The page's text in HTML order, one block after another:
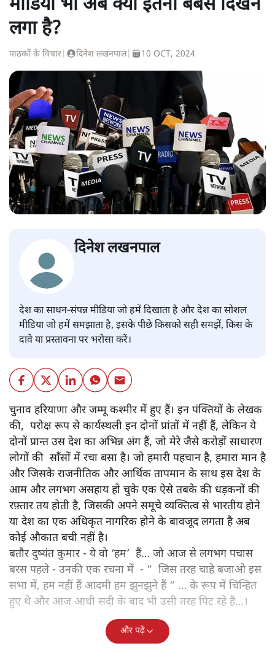
मीडिया भी अब क्यों इतना बेबस दिखने
लगा है?
पाठकों के विचार दिनेश लखनपाल| 10 OCT, 2024
दिनेश लखनपाल
देश का साधन-संपन्न मीडिया जो हमें दिखाता है और देश का सोशल
मीडिया जो हमें समझाता है, इसके पीछे किसको सही समझें, किस के
दावे या प्रस्तावना पर भरोसा करें।
चुनाव हरियाणा और जम्मू कश्मीर में हुए हैं। इन पंक्तियों के लेखक
की, परोक्ष रूप से कार्यस्थली इन दोनों प्रांतों में नहीं हैं, लेकिन ये
दोनों प्रान्त उस देश का अभिन्न अंग हैं, जो मेरे जैसे करोड़ों साधारण
लोगों की साँसों में रचा बसा है। जो हमारी पहचान है, हमारा मान है
और जिसके राजनीतिक और आर्थिक तापमान के साथ इस देश के
आम और लगभग असहाय हो चुके एक ऐसे तबके की धड़कनों की
रफ़्तार तय होती है, जिसकी अपने समूचे व्यक्तित्व से भारतीय होने
या देश का एक अधिकृत नागरिक होने के बावजूद लगता है अब
कोई औकात बची नहीं है।
बतौर दुष्यंत कुमार - ये वो ‘हम’ हैं… जो आज से लगभग पचास
बरस पहले - उनकी एक रचना में - “ जिस तरह चाहे बजाओ इस
सभा में, हम नहीं हैं आदमी हम झुनझुने हैं “ … के रूप में चिन्हित
हुए थे और आज आधी सदी के बाद भी उसी तरह पिट रहे हैं…।
और पढ़ें